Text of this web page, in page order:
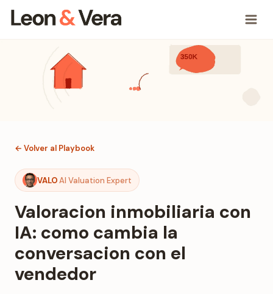
← Volver al Playbook
VALOAI Valuation Expert
Valoracion inmobiliaria con
IA: como cambia la
conversacion con el
vendedor